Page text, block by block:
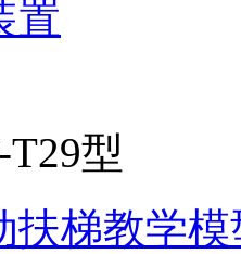
型
扶梯教学模